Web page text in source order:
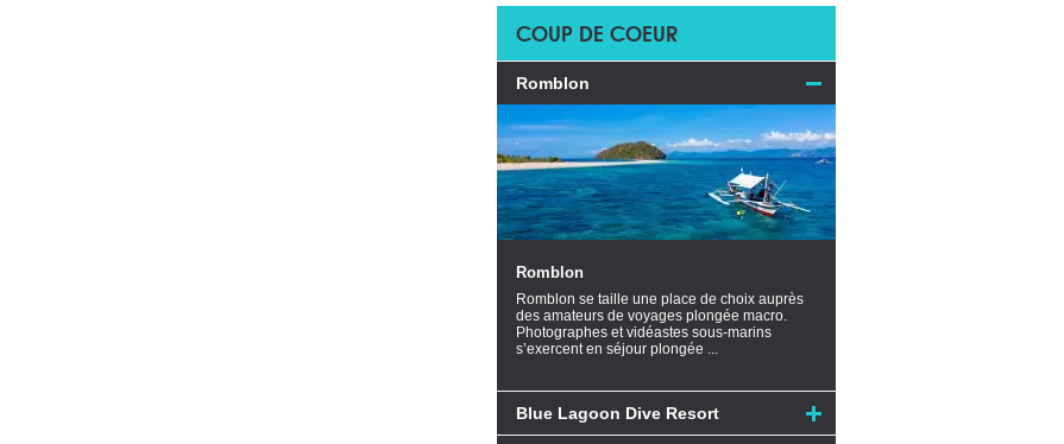
COUP DE COEUR
Romblon
Romblon
Romblon se taille une place de choix auprès
des amateurs de voyages plongée macro.
Photographes et vidéastes sous-marins
s’exercent en séjour plongée ...
Blue Lagoon Dive Resort